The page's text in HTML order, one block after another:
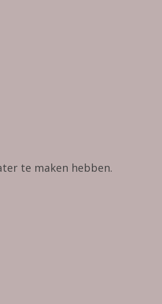
te maken hebben.